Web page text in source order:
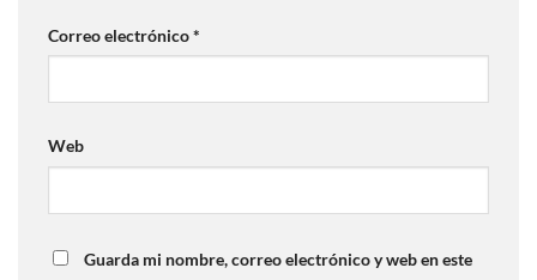
Correo electrónico*
Web
Guarda mi nombre, correo electrónico y web en este